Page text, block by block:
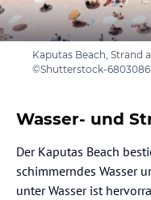
Kaputas Beach, Strand
©Shutterstock-
Wasser- und
Der Kaputas Beach
schimmerndes Wasser
unter Wasser ist